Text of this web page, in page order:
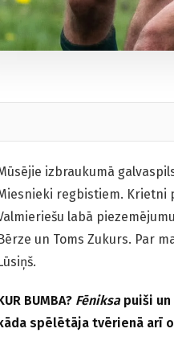
izbraukumā
regbistiem. Krietni
labā
un Toms Zukurs. Par
BUMBA? Fēniksapuiši un
spēlētāja tvērienā arī